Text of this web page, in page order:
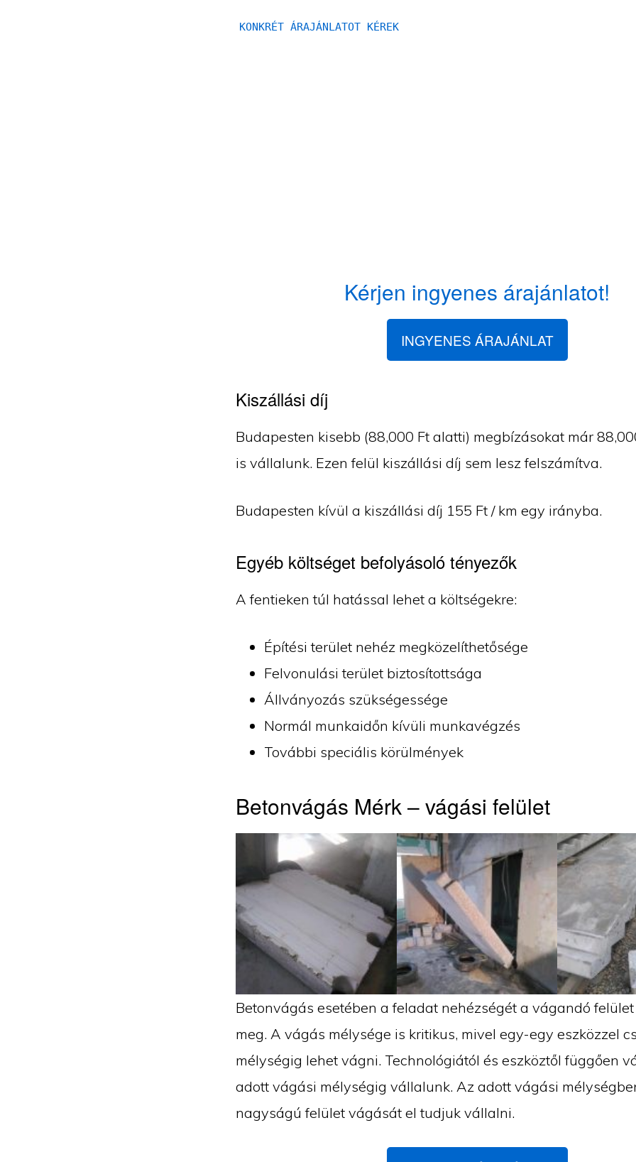
KONKRÉT ÁRAJÁNLATOT KÉREK
Kérjen ingyenes árajánlatot!
INGYENES ÁRAJÁNLAT
Kiszállási díj
Budapesten kisebb (88,000 Ft alatti) megbízásokat már
is vállalunk. Ezen felül kiszállási díj sem lesz felszámítva.
Budapesten kívül a kiszállási díj 155 Ft / km egy irányba.
Egyéb költséget befolyásoló tényezők
A fentieken túl hatással lehet a költségekre:
Építési terület nehéz megközelíthetősége
Felvonulási terület biztosítottsága
Állványozás szükségessége
Normál munkaidőn kívüli munkavégzés
További speciális körülmények
Betonvágás Mérk – vágási felület
Betonvágás esetében a feladat nehézségét a vágandó
meg. A vágás mélysége is kritikus, mivel egy-egy eszközzel
mélységig lehet vágni. Technológiától és eszköztől függően
adott vágási mélységig vállalunk. Az adott vágási
nagyságú felület vágását el tudjuk vállalni.